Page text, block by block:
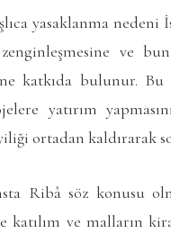
yasaklanma
zenginleşmesine ve
katkıda bulunur.
yatırım
ortadan kaldırarak
Ribâ söz konusu
katılım ve malların